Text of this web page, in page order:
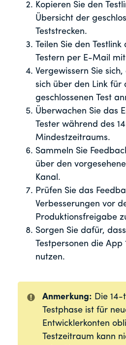
Kopieren Sie den
Übersicht der
Teststrecken.
Teilen Sie den
Testern per E-Mail
Vergewissern Sie
sich über den Link für
geschlossenen Test
Überwachen Sie das
Tester während des
Mindestzeitraums.
Sammeln Sie
über den
Kanal.
Prüfen Sie das
Verbesserungen vor
Produktionsfreigabe
Sorgen Sie dafür,
Testpersonen die App
nutzen.
Anmerkung: Die
Testphase ist für
Entwicklerkonten
Testzeitraum kann